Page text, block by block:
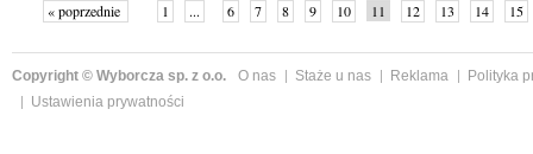
« poprzednie 1 ... 6 7 8 9 10 11 12 13 14 15
Copyright © Wyborcza sp. z o.o. O nas Staże u nas Reklama
Polityka
Ustawienia prywatności